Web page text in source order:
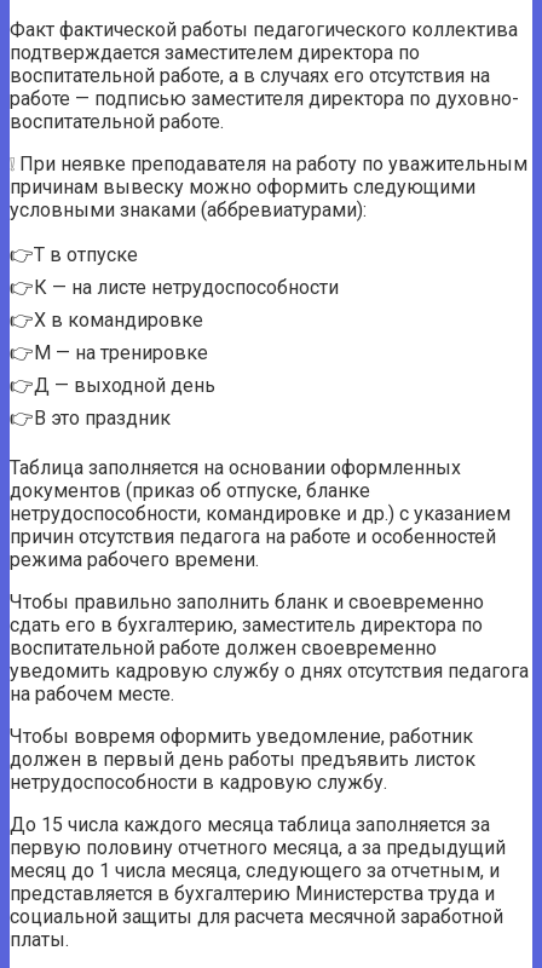
Факт фактической работы педагогического коллектива
подтверждается заместителем директора по
воспитательной работе, а в случаях его отсутствия на
работе — подписью заместителя директора по духовно-
воспитательной работе.
❕ При неявке преподавателя на работу по уважительным
причинам вывеску можно оформить следующими
условными знаками (аббревиатурами):
👉T в отпуске
👉К — на листе нетрудоспособности
👉X в командировке
👉М — на тренировке
👉Д — выходной день
👉В это праздник
Таблица заполняется на основании оформленных
документов (приказ об отпуске, бланке
нетрудоспособности, командировке и др.) с указанием
причин отсутствия педагога на работе и особенностей
режима рабочего времени.
Чтобы правильно заполнить бланк и своевременно
сдать его в бухгалтерию, заместитель директора по
воспитательной работе должен своевременно
уведомить кадровую службу о днях отсутствия педагога
на рабочем месте.
Чтобы вовремя оформить уведомление, работник
должен в первый день работы предъявить листок
нетрудоспособности в кадровую службу.
До 15 числа каждого месяца таблица заполняется за
первую половину отчетного месяца, а за предыдущий
месяц до 1 числа месяца, следующего за отчетным, и
представляется в бухгалтерию Министерства труда и
социальной защиты для расчета месячной заработной
платы.